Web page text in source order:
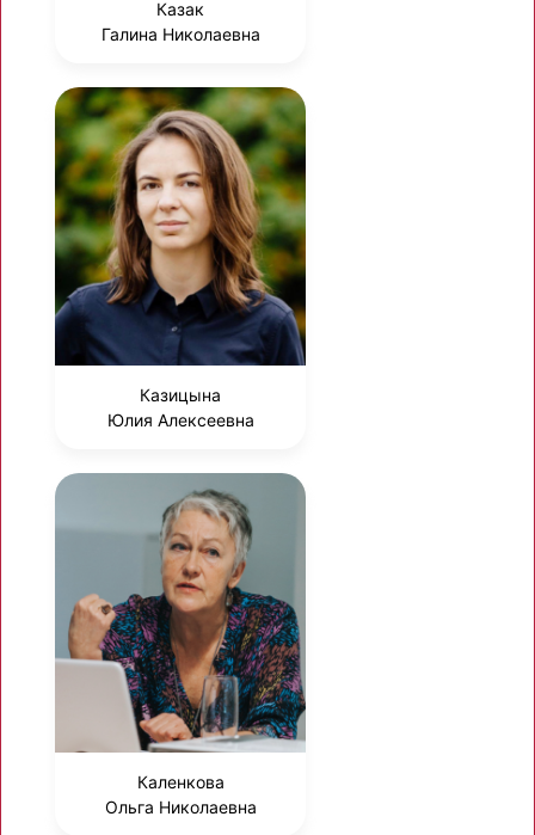
Казак
Галина Николаевна
Казицына
Юлия Алексеевна
Каленкова
Ольга Николаевна